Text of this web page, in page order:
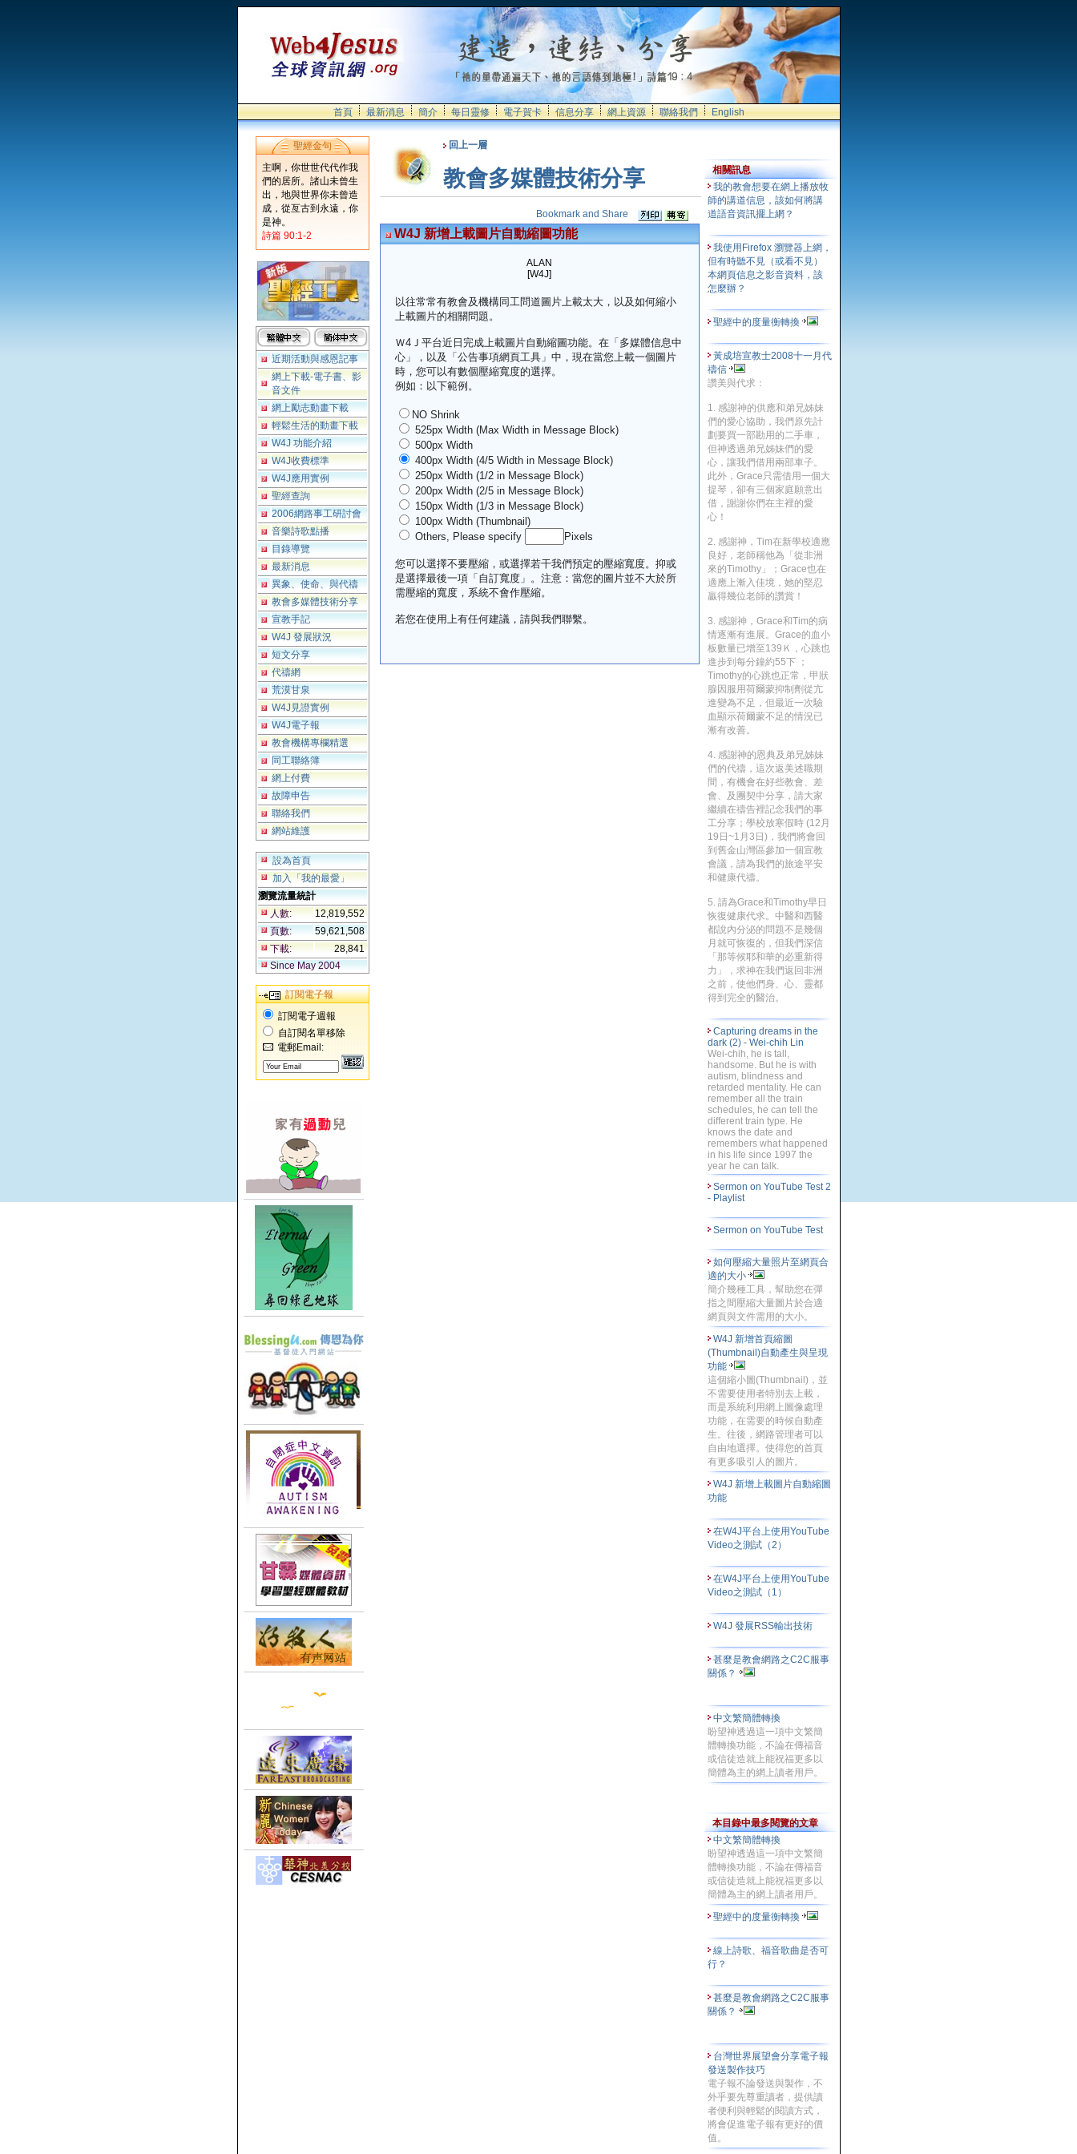
首頁 最新消息 簡介 每日靈修 電子賀卡 信息分享 網上資源 聯絡我們 English
聖經金句
主啊，你世世代代作我
們的居所。諸山未曾生
出，地與世界你未曾造
成，從亙古到永遠，你
是神。
詩篇 90:1-2
近期活動與感恩記事
網上下載-電子書、影
音文件
網上勵志動畫下載
輕鬆生活的動畫下載
W4J 功能介紹
W4J收費標準
W4J應用實例
聖經查詢
2006網路事工研討會
音樂詩歌點播
目錄導覽
最新消息
異象、使命、與代禱
教會多媒體技術分享
宣教手記
W4J 發展狀況
短文分享
代禱網
荒漠甘泉
W4J見證實例
W4J電子報
教會機構專欄精選
同工聯絡簿
網上付費
故障申告
聯絡我們
網站維護
設為首頁
加入「我的最愛」
瀏覽流量統計
人數:
12,819,552
頁數:
59,621,508
下載:
28,841
Since May 2004
訂閱電子報
訂閱電子週報
自訂閱名單移除
電郵Email:
回上一層
教會多媒體技術分享
W4J 新增上載圖片自動縮圖功能
ALAN
[W4J]
以往常常有教會及機構同工問道圖片上載太大，以及如何縮小
上載圖片的相關問題。
Ｗ4Ｊ平台近日完成上載圖片自動縮圖功能。在「多媒體信息中
心」，以及「公告事項網頁工具」中，現在當您上載一個圖片
時，您可以有數個壓縮寬度的選擇。
例如：以下範例。
NO Shrink
525px Width (Max Width in Message Block)
500px Width
400px Width (4/5 Width in Message Block)
250px Width (1/2 in Message Block)
200px Width (2/5 in Message Block)
150px Width (1/3 in Message Block)
100px Width (Thumbnail)
Others, Please specify
Pixels
您可以選擇不要壓縮，或選擇若干我們預定的壓縮寬度。抑或
是選擇最後一項「自訂寬度」。注意：當您的圖片並不大於所
需壓縮的寬度，系統不會作壓縮。
若您在使用上有任何建議，請與我們聯繫。
相關訊息
我的教會想要在網上播放牧
師的講道信息，該如何將講
道語音資訊擺上網？
我使用Firefox 瀏覽器上網，
但有時聽不見（或看不見）
本網頁信息之影音資料，該
怎麼辦？
聖經中的度量衡轉換
黃成培宣教士2008十一月代
禱信
讚美與代求：
1. 感謝神的供應和弟兄姊妹
們的愛心協助，我們原先計
劃要買一部勘用的二手車，
但神透過弟兄姊妹們的愛
心，讓我們借用兩部車子。
此外，Grace只需借用一個大
提琴，卻有三個家庭願意出
借，謝謝你們在主裡的愛
心！
2. 感謝神，Tim在新學校適應
良好，老師稱他為「從非洲
來的Timothy」；Grace也在
適應上漸入佳境，她的堅忍
贏得幾位老師的讚賞！
3. 感謝神，Grace和Tim的病
情逐漸有進展。Grace的血小
板數量已增至139Ｋ，心跳也
進步到每分鐘約55下 ；
Timothy的心跳也正常，甲狀
腺因服用荷爾蒙抑制劑從亢
進變為不足，但最近一次驗
血顯示荷爾蒙不足的情況已
漸有改善。
4. 感謝神的恩典及弟兄姊妹
們的代禱，這次返美述職期
間，有機會在好些教會、差
會、及團契中分享，請大家
繼續在禱告裡記念我們的事
工分享；學校放寒假時 (12月
19日~1月3日)，我們將會回
到舊金山灣區參加一個宣教
會議，請為我們的旅途平安
和健康代禱。
5. 請為Grace和Timothy早日
恢復健康代求。中醫和西醫
都說內分泌的問題不是幾個
月就可恢復的，但我們深信
「那等候耶和華的必重新得
力」，求神在我們返回非洲
之前，使他們身、心、靈都
得到完全的醫治。
Capturing dreams in the
dark (2) - Wei-chih Lin
Wei-chih, he is tall,
handsome. But he is with
autism, blindness and
retarded mentality. He can
remember all the train
schedules, he can tell the
different train type. He
knows the date and
remembers what happened
in his life since 1997 the
year he can talk.
Sermon on YouTube Test 2
- Playlist
Sermon on YouTube Test
如何壓縮大量照片至網頁合
適的大小
簡介幾種工具，幫助您在彈
指之間壓縮大量圖片於合適
網頁與文件需用的大小。
W4J 新增首頁縮圖
(Thumbnail)自動產生與呈現
功能
這個縮小圖(Thumbnail)，並
不需要使用者特別去上載，
而是系統利用網上圖像處理
功能，在需要的時候自動產
生。往後，網路管理者可以
自由地選擇。使得您的首頁
有更多吸引人的圖片。
W4J 新增上載圖片自動縮圖
功能
在W4J平台上使用YouTube
Video之測試（2）
在W4J平台上使用YouTube
Video之測試（1）
W4J 發展RSS輸出技術
甚麼是教會網路之C2C服事
關係？
中文繁簡體轉換
盼望神透過這一項中文繁簡
體轉換功能，不論在傳福音
或信徒造就上能祝福更多以
簡體為主的網上讀者用戶。
本目錄中最多閱覽的文章
中文繁簡體轉換
盼望神透過這一項中文繁簡
體轉換功能，不論在傳福音
或信徒造就上能祝福更多以
簡體為主的網上讀者用戶。
聖經中的度量衡轉換
線上詩歌、福音歌曲是否可
行？
甚麼是教會網路之C2C服事
關係？
台灣世界展望會分享電子報
發送製作技巧
電子報不論發送與製作，不
外乎要先尊重讀者，提供讀
者便利與輕鬆的閱讀方式，
將會促進電子報有更好的價
值。